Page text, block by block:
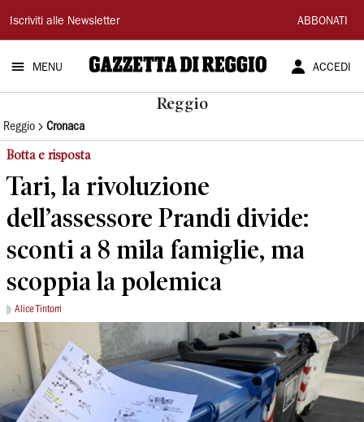
Gazzetta
di
Reggio
Iscriviti alle Newsletter ABBONATI
MENU ACCEDI
Reggio
Reggio Cronaca
Botta e risposta
Tari, la rivoluzione
dell’assessore Prandi divide:
sconti a 8 mila famiglie, ma
scoppia la polemica
Alice Tintorri